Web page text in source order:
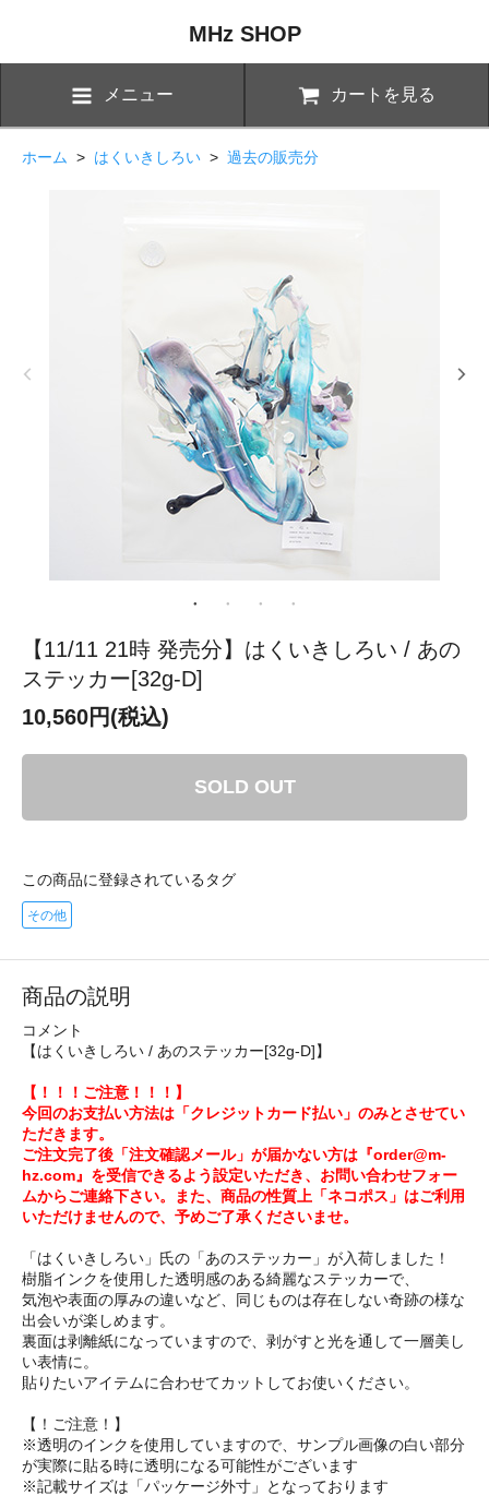
MHz SHOP
メニュー カートを見る
ホーム > はくいきしろい > 過去の販売分
【11/11 21時 発売分】はくいきしろい / あの
ステッカー[32g-D]
10,560円(税込)
SOLD OUT
この商品に登録されているタグ
その他
商品の説明
コメント
【はくいきしろい / あのステッカー[32g-D]】
【！！！ご注意！！！】
今回のお支払い方法は「クレジットカード払い」のみとさせてい
ただきます。
ご注文完了後「注文確認メール」が届かない方は『order@m-
hz.com』を受信できるよう設定いただき、お問い合わせフォー
ムからご連絡下さい。また、商品の性質上「ネコポス」はご利用
いただけませんので、予めご了承くださいませ。
「はくいきしろい」氏の「あのステッカー」が入荷しました！
樹脂インクを使用した透明感のある綺麗なステッカーで、
気泡や表面の厚みの違いなど、同じものは存在しない奇跡の様な
出会いが楽しめます。
裏面は剥離紙になっていますので、剥がすと光を通して一層美し
い表情に。
貼りたいアイテムに合わせてカットしてお使いください。
【！ご注意！】
※透明のインクを使用していますので、サンプル画像の白い部分
が実際に貼る時に透明になる可能性がございます
※記載サイズは「パッケージ外寸」となっております